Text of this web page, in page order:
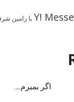
Y! با رامین
اگر بمیرم…